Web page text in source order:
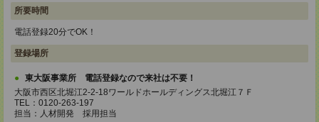
所要時間
電話登録20分でOK！
登録場所
東大阪事業所 電話登録なので来社は不要！
大阪市西区北堀江2-2-18ワールドホールディングス北堀江７Ｆ
TEL：0120-263-197
担当：人材開発 採用担当